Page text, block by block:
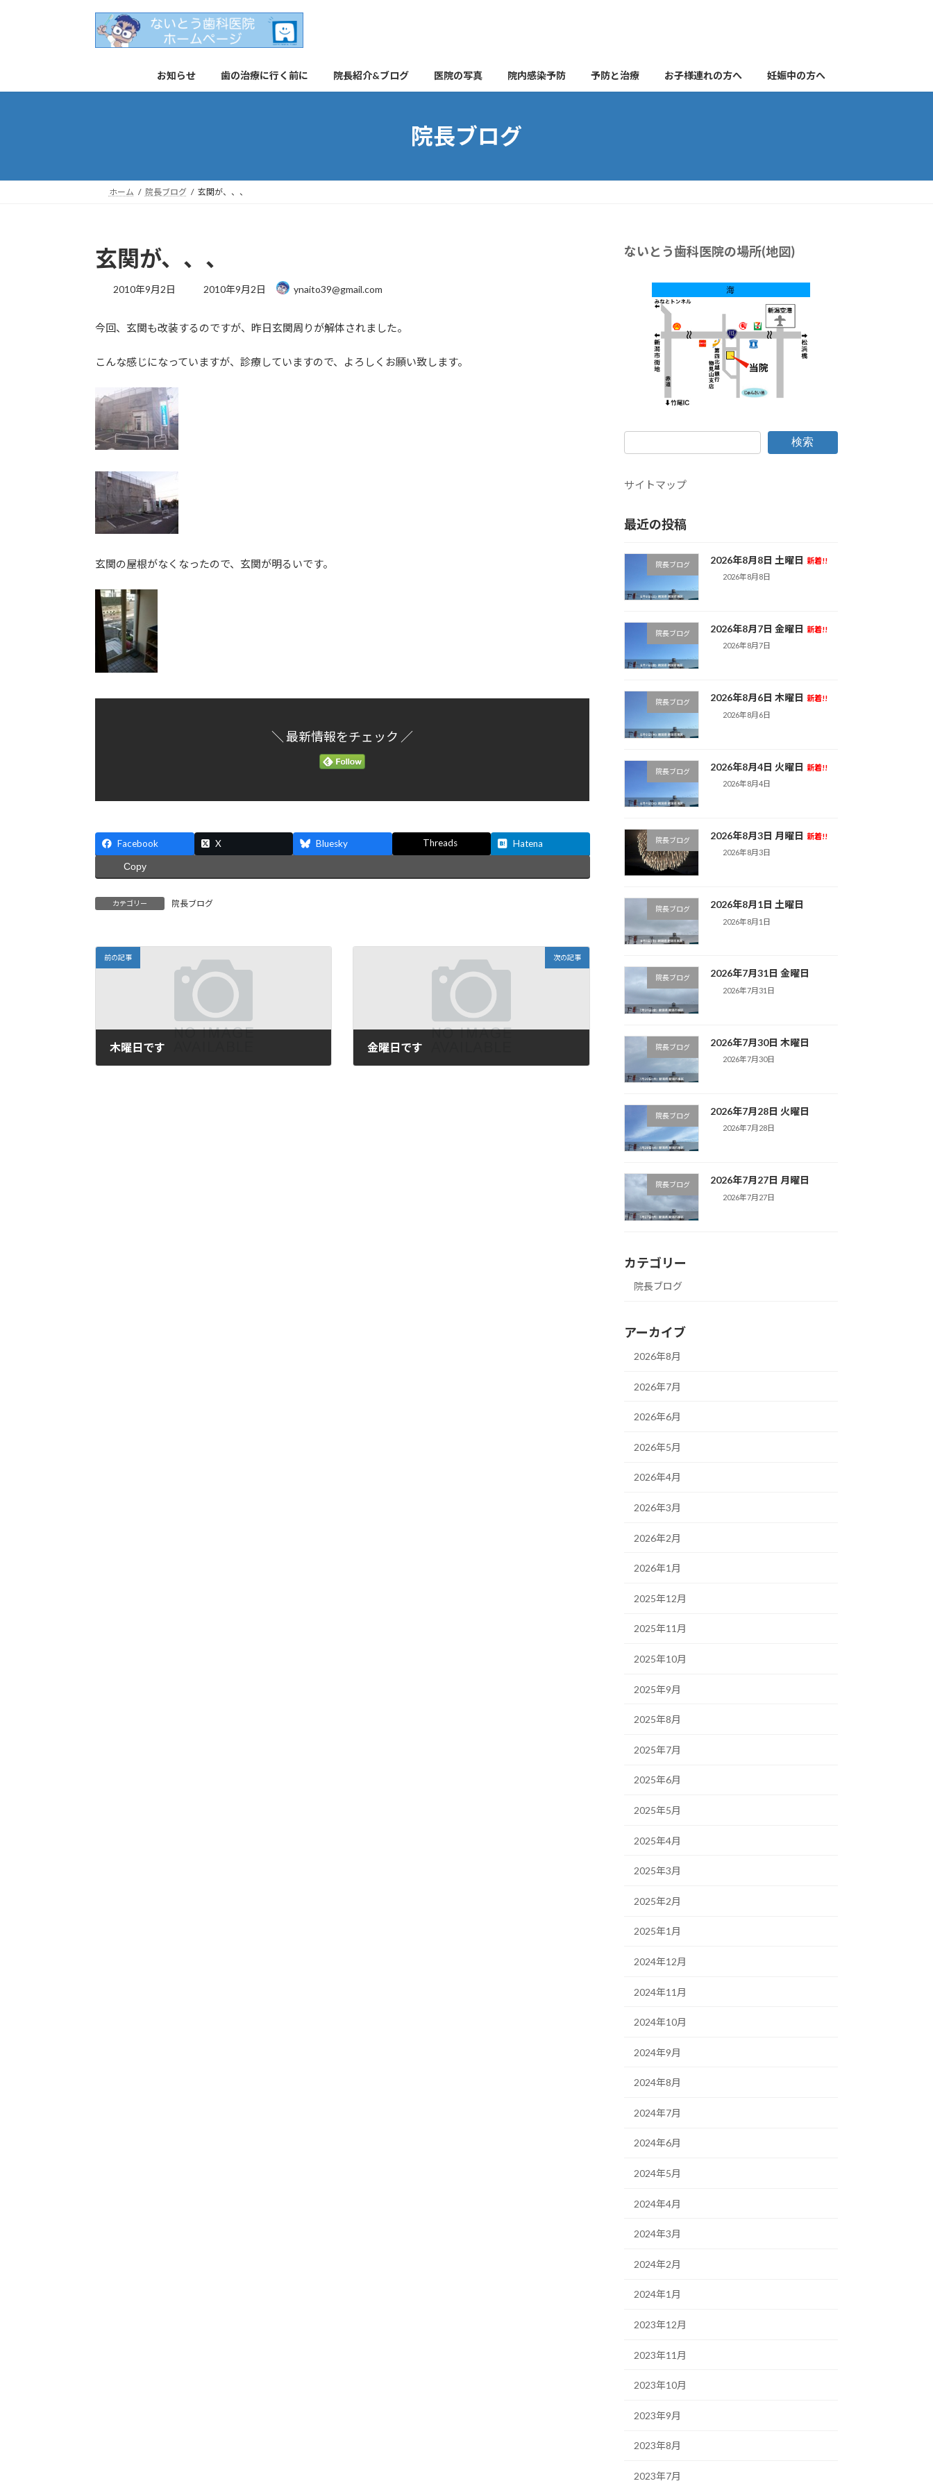
へ
ョ
お知らせ 歯の治療に行く前に 院長紹介&ブログ 医院の写真 院内感染予防 予防と治療 お子様連れの方へ 妊娠中の方へ
院長ブログ
ホーム 院長ブログ 玄関が、、、
玄関が、、、
2010年9月2日
最
新
時
2010年9月2日 ynaito39@gmail.com
今回、玄関も改装するのですが、昨日玄関周りが解体されました。
こんな感じになっていますが、診療していますので、よろしくお願い致します。
玄関の屋根がなくなったので、玄関が明るいです。
＼ 最新情報をチェック ／
Facebook X Bluesky Threads Hatena
Copy
カテゴリー 院長ブログ
前の記事
木曜日です
次の記事
金曜日です
ないとう歯科医院の場所(地図)
検索
サイトマップ
最近の投稿
院長ブログ 2026年8月8日 土曜日 新着!!
2026年8月8日
院長ブログ 2026年8月7日 金曜日 新着!!
2026年8月7日
院長ブログ 2026年8月6日 木曜日 新着!!
2026年8月6日
院長ブログ 2026年8月4日 火曜日 新着!!
2026年8月4日
院長ブログ 2026年8月3日 月曜日 新着!!
2026年8月3日
院長ブログ 2026年8月1日 土曜日
2026年8月1日
院長ブログ 2026年7月31日 金曜日
2026年7月31日
院長ブログ 2026年7月30日 木曜日
2026年7月30日
院長ブログ 2026年7月28日 火曜日
2026年7月28日
院長ブログ 2026年7月27日 月曜日
2026年7月27日
カテゴリー
院長ブログ
アーカイブ
2026年8月
2026年7月
2026年6月
2026年5月
2026年4月
2026年3月
2026年2月
2026年1月
2025年12月
2025年11月
2025年10月
2025年9月
2025年8月
2025年7月
2025年6月
2025年5月
2025年4月
2025年3月
2025年2月
2025年1月
2024年12月
2024年11月
2024年10月
2024年9月
2024年8月
2024年7月
2024年6月
2024年5月
2024年4月
2024年3月
2024年2月
2024年1月
2023年12月
2023年11月
2023年10月
2023年9月
2023年8月
2023年7月